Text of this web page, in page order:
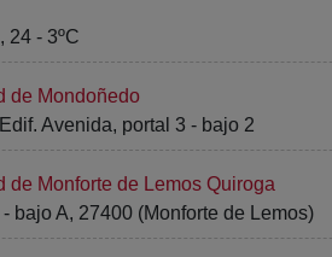
24 - 3ºC
de Mondoñedo
Avenida, portal 3 - bajo 2
de Monforte de Lemos Quiroga
bajo A, 27400 (Monforte de Lemos)